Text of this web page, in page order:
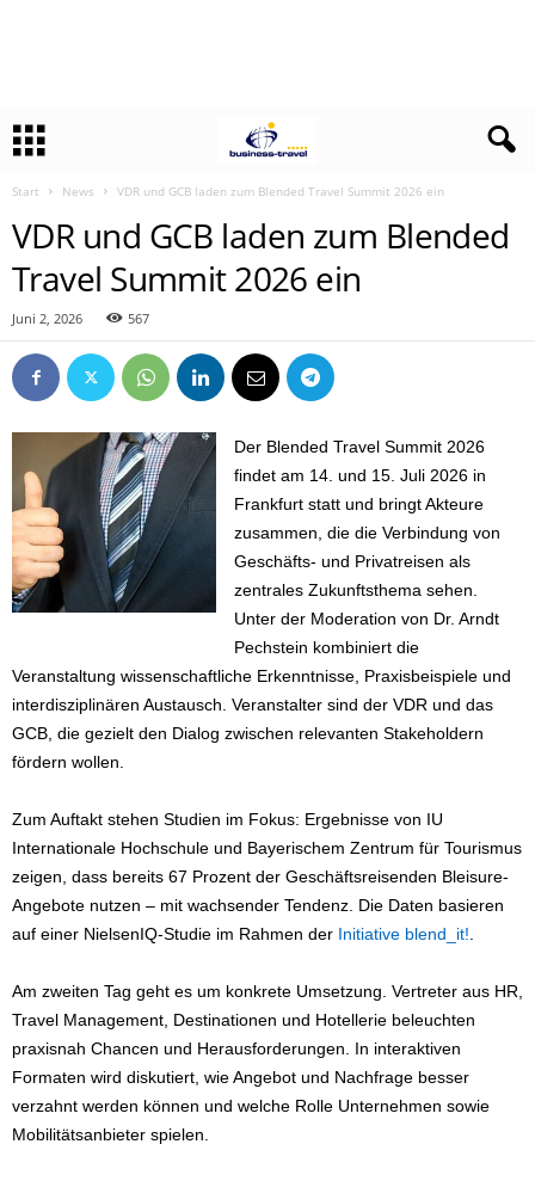
Start News VDR und GCB laden zum Blended Travel Summit 2026 ein
VDR und GCB laden zum Blended
Travel Summit 2026 ein
Juni 2, 2026 567
Der Blended Travel Summit 2026
findet am 14. und 15. Juli 2026 in
Frankfurt statt und bringt Akteure
zusammen, die die Verbindung von
Geschäfts- und Privatreisen als
zentrales Zukunftsthema sehen.
Unter der Moderation von Dr. Arndt
Pechstein kombiniert die
Veranstaltung wissenschaftliche Erkenntnisse, Praxisbeispiele und
interdisziplinären Austausch. Veranstalter sind der VDR und das
GCB, die gezielt den Dialog zwischen relevanten Stakeholdern
fördern wollen.
Zum Auftakt stehen Studien im Fokus: Ergebnisse von IU
Internationale Hochschule und Bayerischem Zentrum für Tourismus
zeigen, dass bereits 67 Prozent der Geschäftsreisenden Bleisure-
Angebote nutzen – mit wachsender Tendenz. Die Daten basieren
auf einer NielsenIQ-Studie im Rahmen der Initiative blend_it!
Am zweiten Tag geht es um konkrete Umsetzung. Vertreter aus HR,
Travel Management, Destinationen und Hotellerie beleuchten
praxisnah Chancen und Herausforderungen. In interaktiven
Formaten wird diskutiert, wie Angebot und Nachfrage besser
verzahnt werden können und welche Rolle Unternehmen sowie
Mobilitätsanbieter spielen.